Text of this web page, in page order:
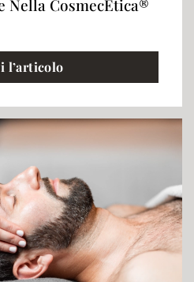
Nella CosmecEtica®
l’articolo